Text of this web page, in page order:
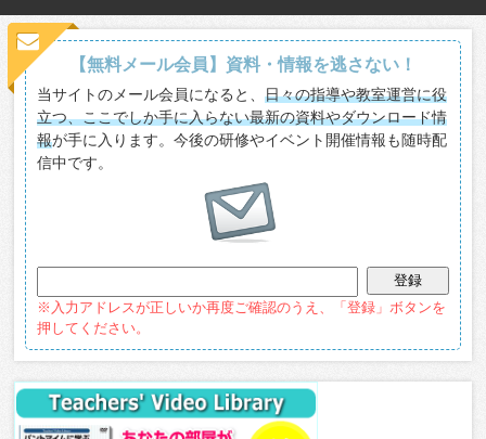
【無料メール会員】資料・情報を逃さない！
当サイトのメール会員になると、日々の指導や教室運営に役
立つ、ここでしか手に入らない最新の資料やダウンロード情
報が手に入ります。今後の研修やイベント開催情報も随時配
信中です。
※入力アドレスが正しいか再度ご確認のうえ、「登録」ボタンを
押してください。